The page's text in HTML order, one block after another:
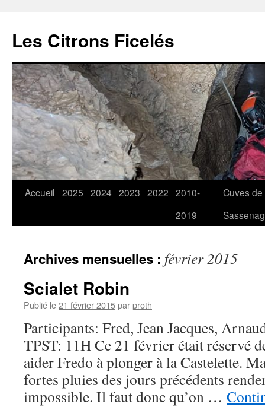
contenu
Les Citrons Ficelés
Accueil 2025 2024 2023 2022 2010-
2019
Cuves de
Archives mensuelles : février 2015
Scialet Robin
Publié le21 février 2015parproth
Participants: Fred, Jean Jacques,
TPST: 11H Ce 21 février était réservé
aider Fredo à plonger à la Castelette.
fortes pluies des jours précédents
impossible. Il faut donc qu’on …